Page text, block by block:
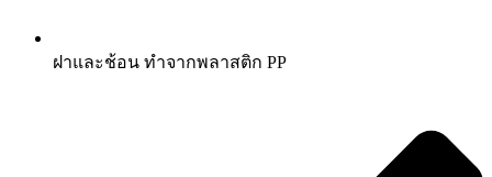
ฝาและช้อน ทำจากพลาสติก PP